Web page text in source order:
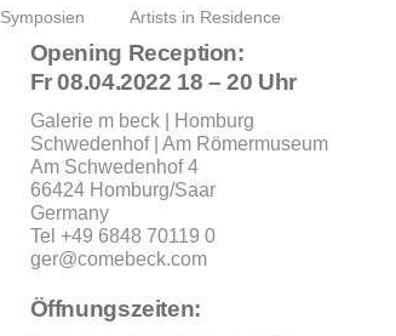
Symposien Artists in Residence
Opening Reception:
Fr 08.04.2022 18 – 20 Uhr
Galerie m beck | Homburg
Schwedenhof | Am Römermuseum
Am Schwedenhof 4
66424 Homburg/Saar
Germany
Tel +49 6848 70119 0
ger@comebeck.com
Öffnungszeiten: